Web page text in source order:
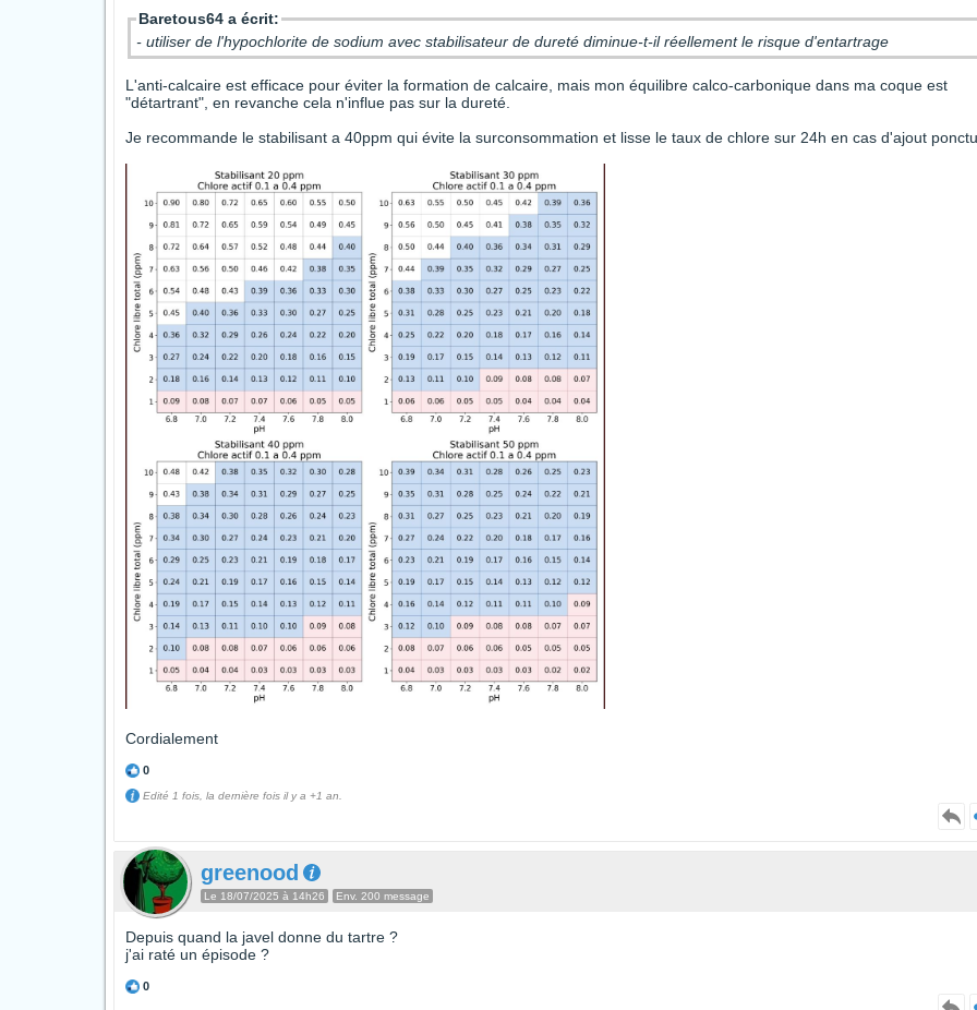
Baretous64 a écrit:
- utiliser de l'hypochlorite de sodium avec stabilisateur de dureté diminue-t-il réellement le risque d'entartrage
L'anti-calcaire est efficace pour éviter la formation de calcaire, mais mon équilibre calco-carbonique dans ma coque est
"détartrant", en revanche cela n'influe pas sur la dureté.
Je recommande le stabilisant a 40ppm qui évite la surconsommation et lisse le taux de chlore sur 24h en cas d'ajout
Cordialement
0
Edité 1 fois, la dernière fois il y a +1 an.
greenood
Le 18/07/2025 à 14h26 Env. 200 message
Depuis quand la javel donne du tartre ?
j'ai raté un épisode ?
0